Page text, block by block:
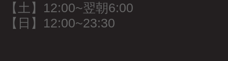
【土】12:00~翌朝6:00
【日】12:00~23:30